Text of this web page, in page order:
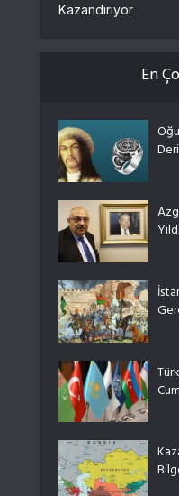
Kazandırıyor
En